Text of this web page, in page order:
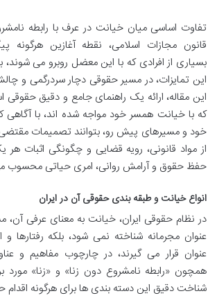
تفاوت اساسی میان خیانت در عرف با رابطه
قانون مجازات اسلامی، نقطه آغازین هرگونه
بسیاری از افرادی که با این معضل روبرو می شوند،
این تمایزات، در مسیر حقوقی دچار سردرگمی و
این مقاله، ارائه یک راهنمای جامع و دقیق
که با خیانت همسر خود مواجه شده اند، با آگاهی
خود و مسیرهای پیش رو، بتوانند تصمیمات مقتضی
از مواد قانونی، رویه قضایی و چگونگی اثبات هر
حفظ حقوق و آرامش روانی، امری حیاتی محسوب
انواع خیانت و طبقه بندی حقوقی آن در ایران
در نظام حقوقی ایران، خیانت به معنای عرفی آن،
عنوان مجرمانه شناخته نمی شود، بلکه رفتارها
عنوان قرار می گیرند، در چارچوب مفاهیم و
همچون «رابطه نامشروع دون زنا» و «زنا» مورد
شناخت دقیق این دسته بندی ها برای هرگونه